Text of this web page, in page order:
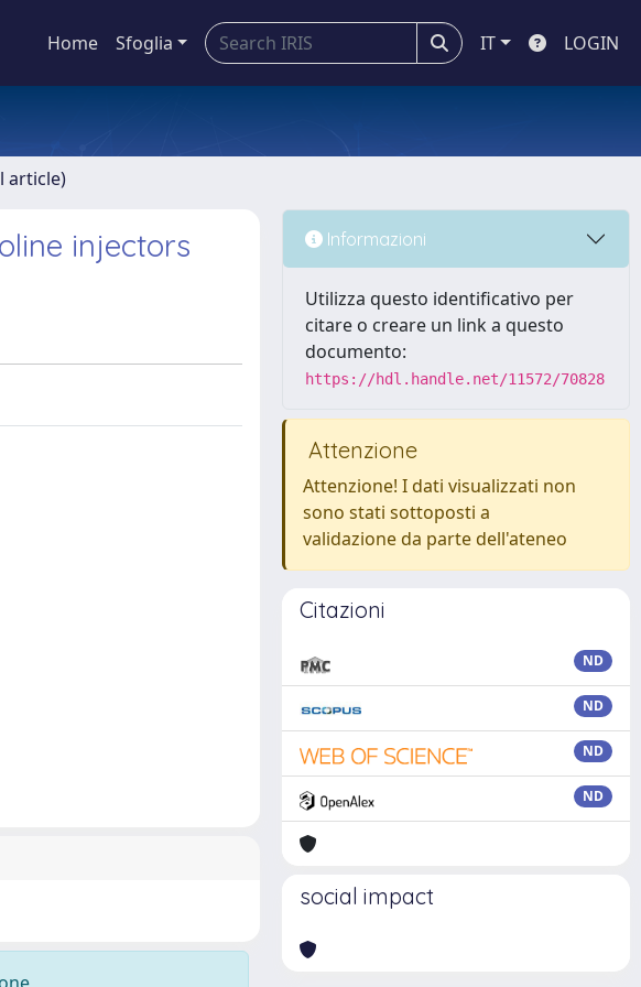
Home Sfoglia IT LOGIN
article)
injectors Informazioni
Utilizza questo identificativo per
citare o creare un link a questo
documento:
https://hdl.handle.net/11572/70828
Attenzione
Attenzione! I dati visualizzati non
sono stati sottoposti a
validazione da parte dell'ateneo
Citazioni
ND
ND
ND
ND
social impact